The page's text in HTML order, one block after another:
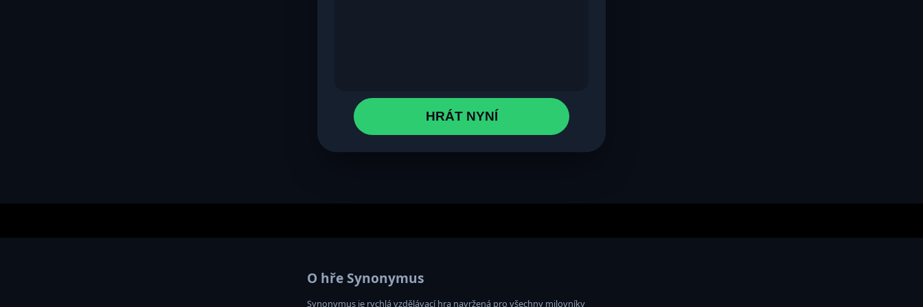
HRÁT NYNÍ
O hře Synonymus
Synonymus je rychlá vzdělávací hra navržená pro všechny milovníky